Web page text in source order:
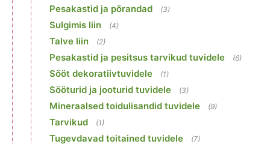
Pesakastid ja põrandad (3)
Sulgimis liin (4)
Talve liin (2)
Pesakastid ja pesitsus tarvikud tuvidele (6)
Sööt dekoratiivtuvidele (1)
Sööturid ja jooturid tuvidele (3)
Mineraalsed toidulisandid tuvidele (9)
Tarvikud (1)
Tugevdavad toitained tuvidele (7)